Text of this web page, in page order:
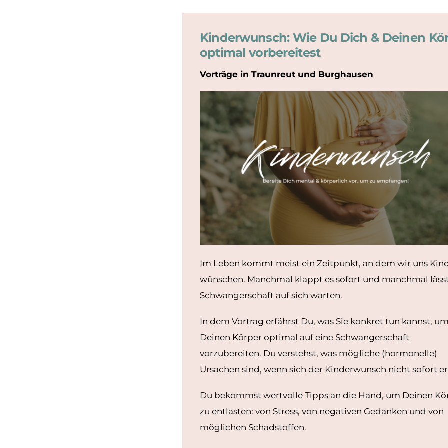
Kinderwunsch: Wie Du Dich & Deinen
optimal vorbereitest
Vorträge in Traunreut und Burghausen
Im Leben kommt meist ein Zeitpunkt, an dem wir uns
wünschen. Manchmal klappt es sofort und manchmal
Schwangerschaft auf sich warten.
In dem Vortrag erfährst Du, was Sie konkret tun kannst,
Deinen Körper optimal auf eine Schwangerschaft
vorzubereiten. Du verstehst, was mögliche (hormonelle)
Ursachen sind, wenn sich der Kinderwunsch nicht sofort
Du bekommst wertvolle Tipps an die Hand, um Deinen
zu entlasten: von Stress, von negativen Gedanken und von
möglichen Schadstoffen.